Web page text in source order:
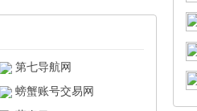
第七导航网
螃蟹账号交易网